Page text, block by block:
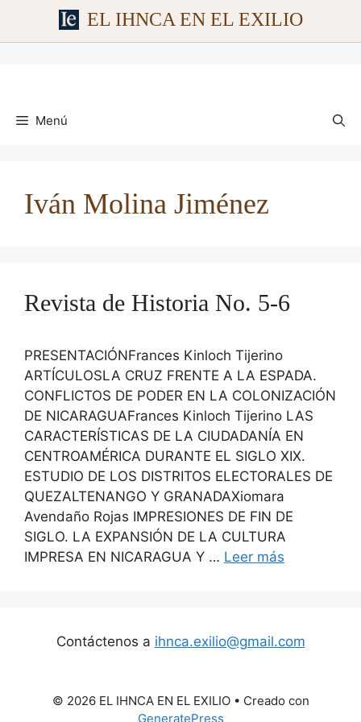
EL IHNCA EN EL EXILIO
contenido
Menú
Iván Molina Jiménez
Revista de Historia No. 5-6
PRESENTACIÓNFrances Kinloch Tijerino
ARTÍCULOSLA CRUZ FRENTE A LA ESPADA.
CONFLICTOS DE PODER EN LA COLONIZACIÓN
DE NICARAGUAFrances Kinloch Tijerino LAS
CARACTERÍSTICAS DE LA CIUDADANÍA EN
CENTROAMÉRICA DURANTE EL SIGLO XIX.
ESTUDIO DE LOS DISTRITOS ELECTORALES DE
QUEZALTENANGO Y GRANADAXiomara
Avendaño Rojas IMPRESIONES DE FIN DE
SIGLO. LA EXPANSIÓN DE LA CULTURA
IMPRESA EN NICARAGUA Y … Leer más
Contáctenos a ihnca.exilio@gmail.com
© 2026 EL IHNCA EN EL EXILIO• Creado con
GeneratePress